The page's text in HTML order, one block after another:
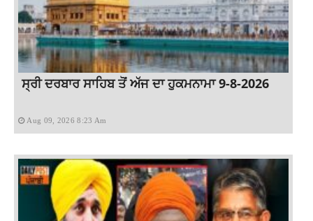
ਸ੍ਰੀ ਦਰਬਾਰ ਸਾਹਿਬ ਤੋਂ ਅੱਜ ਦਾ ਹੁਕਮਨਾਮਾ 9-8-2026
Aug 09, 2026 8:23 Am